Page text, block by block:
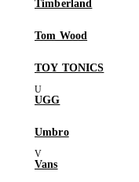
Timberland
Tom Wood
TOY TONICS
UGG
Umbro
Vans